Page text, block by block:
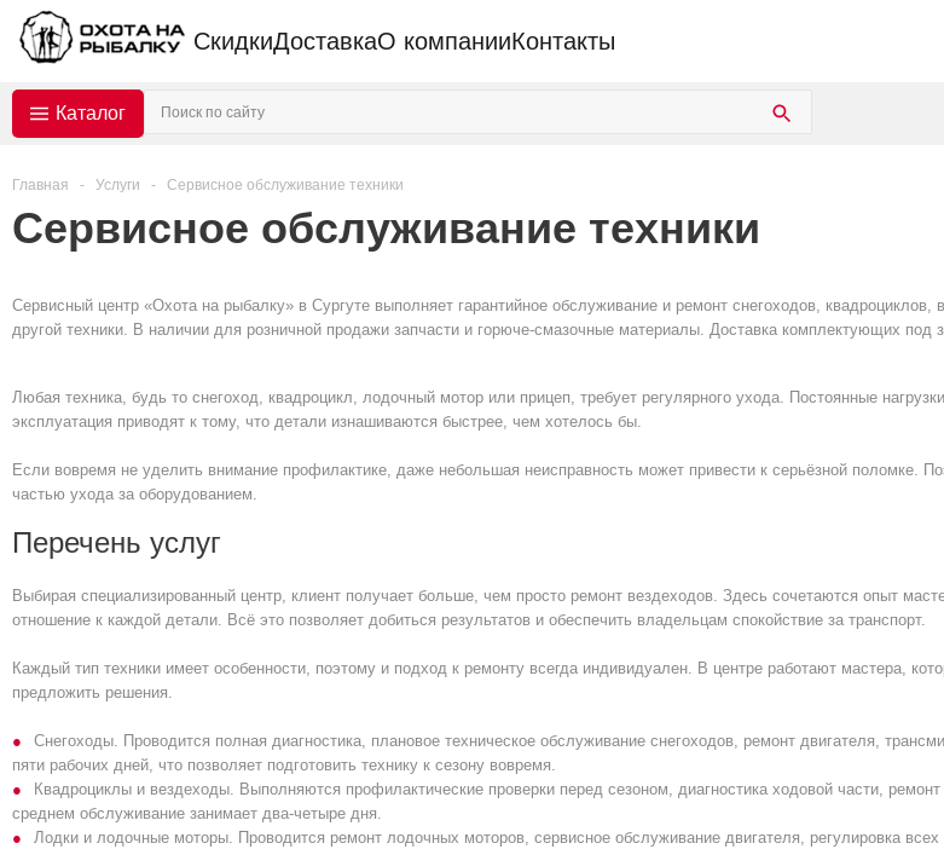
СкидкиДоставкаО компанииКонтакты
Каталог
Главная - Услуги - Сервисное обслуживание техники
Сервисное обслуживание техники
Сервисный центр «Охота на рыбалку» в Сургуте выполняет гарантийное обслуживание и ремонт снегоходов,
другой техники. В наличии для розничной продажи запчасти и горюче-смазочные материалы. Доставка комплектующих под
Любая техника, будь то снегоход, квадроцикл, лодочный мотор или прицеп, требует регулярного ухода. Постоянные
эксплуатация приводят к тому, что детали изнашиваются быстрее, чем хотелось бы.
Если вовремя не уделить внимание профилактике, даже небольшая неисправность может привести к серьёзной поломке.
частью ухода за оборудованием.
Перечень услуг
Выбирая специализированный центр, клиент получает больше, чем просто ремонт вездеходов. Здесь сочетаются опыт
отношение к каждой детали. Всё это позволяет добиться результатов и обеспечить владельцам спокойствие за транспорт.
Каждый тип техники имеет особенности, поэтому и подход к ремонту всегда индивидуален. В центре работают мастера,
предложить решения.
Снегоходы. Проводится полная диагностика, плановое техническое обслуживание снегоходов, ремонт двигателя,
пяти рабочих дней, что позволяет подготовить технику к сезону вовремя.
Квадроциклы и вездеходы. Выполняются профилактические проверки перед сезоном, диагностика ходовой части,
среднем обслуживание занимает два-четыре дня.
Лодки и лодочные моторы. Проводится ремонт лодочных моторов, сервисное обслуживание двигателя, регулировка